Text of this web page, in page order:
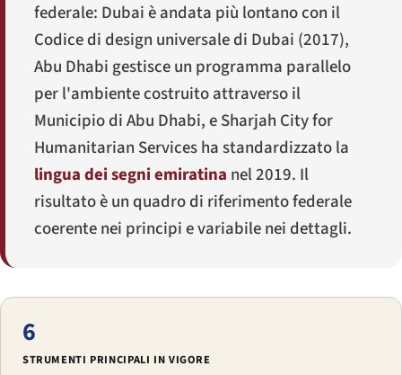
federale: Dubai è andata più lontano con il
Codice di design universale di Dubai (2017),
Abu Dhabi gestisce un programma parallelo
per l'ambiente costruito attraverso il
Municipio di Abu Dhabi, e Sharjah City for
Humanitarian Services ha standardizzato la
lingua dei segni emiratina nel 2019. Il
risultato è un quadro di riferimento federale
coerente nei principi e variabile nei dettagli.
6
STRUMENTI PRINCIPALI IN VIGORE